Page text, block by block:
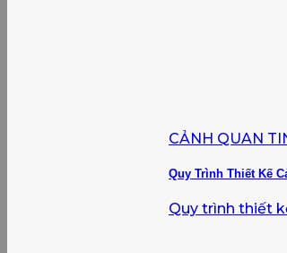
CẢNH QUAN
Quy Trình Thiết Kế
Quy trình thiết